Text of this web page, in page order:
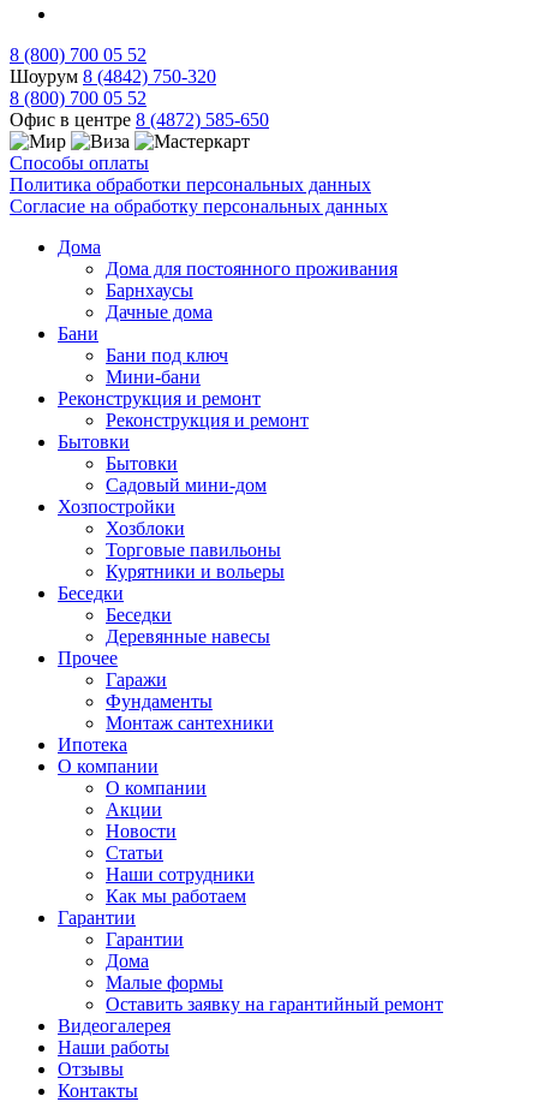
8 (800) 700 05 52
Шоурум 8 (4842) 750-320
8 (800) 700 05 52
Офис в центре 8 (4872) 585-650
Способы оплаты
Политика обработки персональных данных
Согласие на обработку персональных данных
Дома
Дома для постоянного проживания
Барнхаусы
Дачные дома
Бани
Бани под ключ
Мини-бани
Реконструкция и ремонт
Реконструкция и ремонт
Бытовки
Бытовки
Садовый мини-дом
Хозпостройки
Хозблоки
Торговые павильоны
Курятники и вольеры
Беседки
Беседки
Деревянные навесы
Прочее
Гаражи
Фундаменты
Монтаж сантехники
Ипотека
О компании
О компании
Акции
Новости
Статьи
Наши сотрудники
Как мы работаем
Гарантии
Гарантии
Дома
Малые формы
Оставить заявку на гарантийный ремонт
Видеогалерея
Наши работы
Отзывы
Контакты